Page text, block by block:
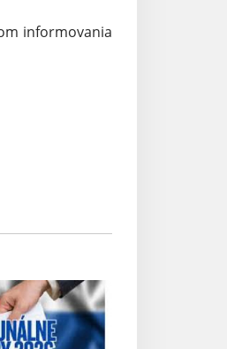
informovania